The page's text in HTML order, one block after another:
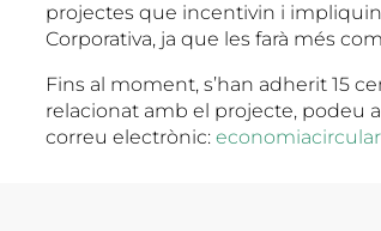
projectes que incentivin i impliquin
Corporativa, ja que les farà més
Fins al moment, s’han adherit 15
relacionat amb el projecte, podeu
correu electrònic: